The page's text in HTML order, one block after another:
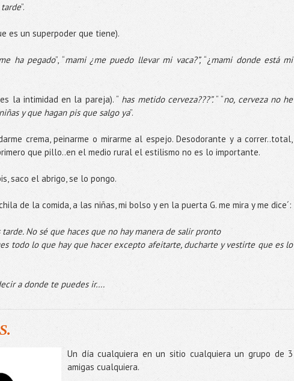
”.
es un superpoder que tiene).
ha pegado”, “mami ¿me puedo llevar mi vaca?”,“¿mami donde está mi
la intimidad en la pareja). “ has metido cerveza???”.“ “no, cerveza no he
y que hagan pis que salgo ya”.
crema, peinarme o mirarme al espejo. Desodorante y a correr..total,
que pillo..en el medio rural el estilismo no es lo importante.
saco el abrigo, se lo pongo.
de la comida, a las niñas, mi bolso y en la puerta G. me mira y me dice´:
No sé que haces que no hay manera de salir pronto
todo lo que hay que hacer excepto afeitarte, ducharte y vestirte que es lo
a donde te puedes ir….
Un día cualquiera en un sitio cualquiera un grupo de 3
amigas cualquiera.